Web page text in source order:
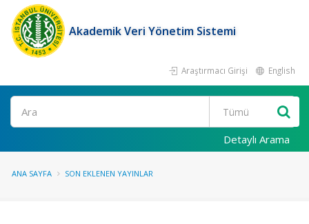
Akademik Veri Yönetim Sistemi
Araştırmacı Girişi English
Ara
Detaylı Arama
ANA SAYFA SON EKLENEN YAYINLAR